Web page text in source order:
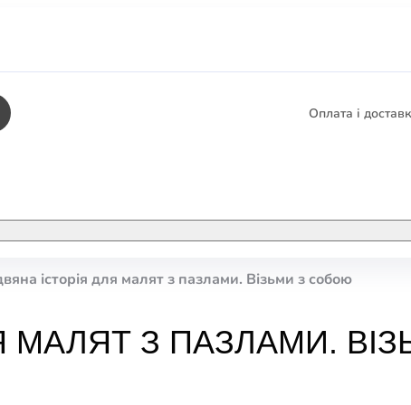
Оплата і
ЕЛЕКТРОННІ
історія для малят з пазлами. Візьми з собою
МАЛЯТ З ПАЗЛАМИ.